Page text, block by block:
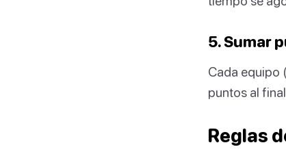
5. Sumar
Cada equipo
puntos al
Reglas